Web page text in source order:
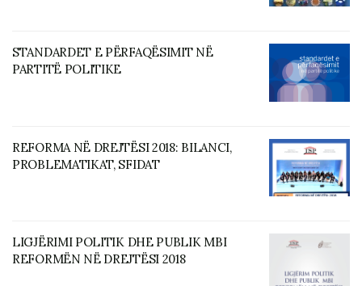
STANDARDET E PËRFAQËSIMIT NË
PARTITË POLITIKE
REFORMA NË DREJTËSI 2018: BILANCI,
PROBLEMATIKAT, SFIDAT
LIGJËRIMI POLITIK DHE PUBLIK MBI
REFORMËN NË DREJTËSI 2018